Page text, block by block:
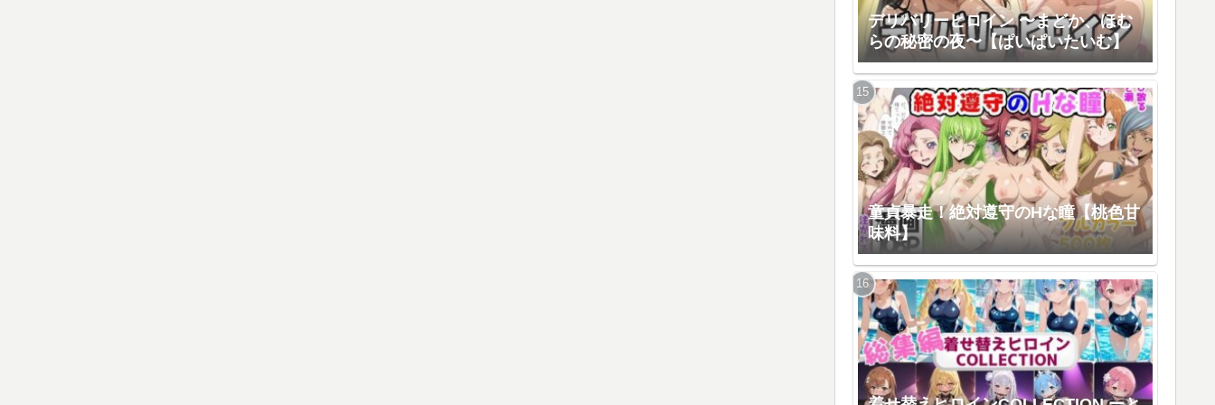
デリバリーヒロイン 〜まどか、ほむ
らの秘密の夜〜【ぱいぱいたいむ】
童貞暴走！絶対遵守のHな瞳【桃色甘
味料】